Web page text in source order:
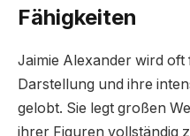
Fähigkeiten
Jaimie Alexander wird
Darstellung und ihre
gelobt. Sie legt großen
ihrer Figuren vollständig